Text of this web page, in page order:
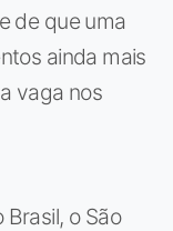
de que uma
ainda mais
vaga nos
o São